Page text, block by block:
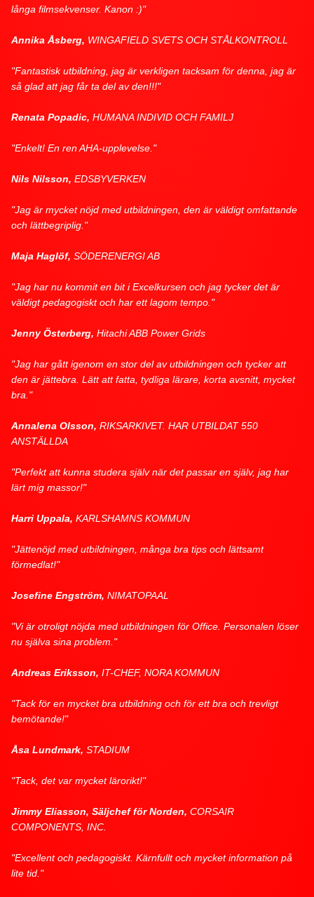
långa filmsekvenser. Kanon :)"
Annika Åsberg, WINGAFIELD SVETS OCH STÅLKONTROLL
"Fantastisk utbildning, jag är verkligen tacksam för denna, jag är
så glad att jag får ta del av den!!!"
Renata Popadic, HUMANA INDIVID OCH FAMILJ
"Enkelt! En ren AHA-upplevelse."
Nils Nilsson, EDSBYVERKEN
"Jag är mycket nöjd med utbildningen, den är väldigt omfattande
och lättbegriplig."
Maja Haglöf, SÖDERENERGI AB
"Jag har nu kommit en bit i Excelkursen och jag tycker det är
väldigt pedagogiskt och har ett lagom tempo."
Jenny Österberg, Hitachi ABB Power Grids
"Jag har gått igenom en stor del av utbildningen och tycker att
den är jättebra. Lätt att fatta, tydliga lärare, korta avsnitt, mycket
bra."
Annalena Olsson, RIKSARKIVET. HAR UTBILDAT 550
ANSTÄLLDA
"Perfekt att kunna studera själv när det passar en själv, jag har
lärt mig massor!"
Harri Uppala, KARLSHAMNS KOMMUN
"Jättenöjd med utbildningen, många bra tips och lättsamt
förmedlat!"
Josefine Engström, NIMATOPAAL
"Vi är otroligt nöjda med utbildningen för Office. Personalen löser
nu själva sina problem."
Andreas Eriksson, IT-CHEF, NORA KOMMUN
"Tack för en mycket bra utbildning och för ett bra och trevligt
bemötande!"
Åsa Lundmark, STADIUM
"Tack, det var mycket lärorikt!"
Jimmy Eliasson, Säljchef för Norden, CORSAIR
COMPONENTS, INC.
"Excellent och pedagogiskt. Kärnfullt och mycket information på
lite tid."